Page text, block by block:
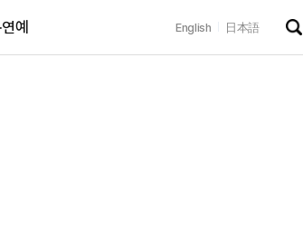
예 English 日本語
검